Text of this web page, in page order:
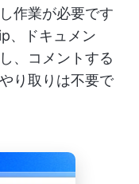
作業が必要です
、ドキュメン
、コメントする
り取りは不要で